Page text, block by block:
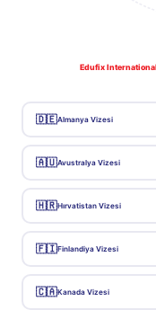
Edufix International
🇩🇪Almanya Vizesi
🇦🇺Avustralya Vizesi
🇭🇷Hırvatistan Vizesi
🇫🇮Finlandiya Vizesi
🇨🇦Kanada Vizesi